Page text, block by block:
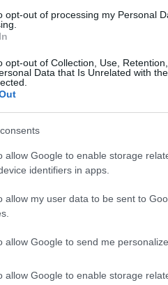
opt-out of processing my Personal
opt-out of Collection, Use,
Data that Is Unrelated with
allow Google to enable storage
identifiers in apps.
allow my user data to be sent to
allow Google to send me
allow Google to enable storage
Così